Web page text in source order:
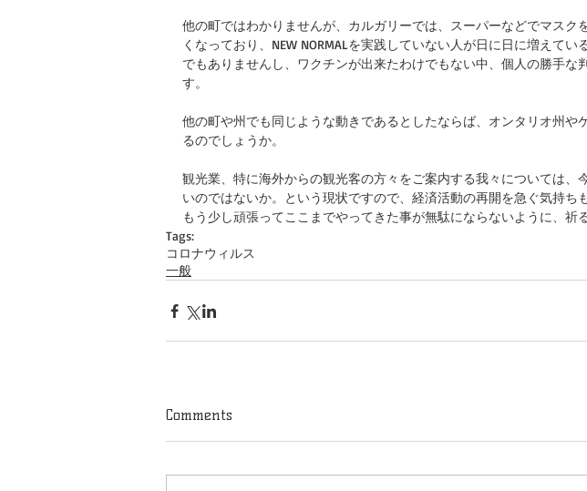
他の町ではわかりませんが、カルガリーでは、スーパーなどでマスク
くなっており、NEW NORMALを実践していない人が日に日に増えて
でもありませんし、ワクチンが出来たわけでもない中、個人の勝手な
す。
他の町や州でも同じような動きであるとしたならば、オンタリオ州や
るのでしょうか。
観光業、特に海外からの観光客の方々をご案内する我々については、
いのではないか。という現状ですので、経済活動の再開を急ぐ気持ち
もう少し頑張ってここまでやってきた事が無駄にならないように、祈
Tags:
コロナウィルス
一般
Comments